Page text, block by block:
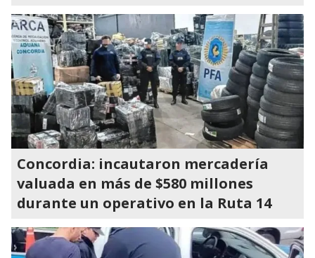
Concordia: incautaron mercadería
valuada en más de $580 millones
durante un operativo en la Ruta 14